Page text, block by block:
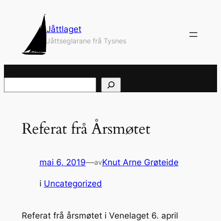
Jåttlaget
Jåttseglarane frå Tysnes
Referat frå Årsmøtet
mai 6, 2019—avKnut Arne Grøteide
i Uncategorized
Referat frå årsmøtet i Venelaget 6. april